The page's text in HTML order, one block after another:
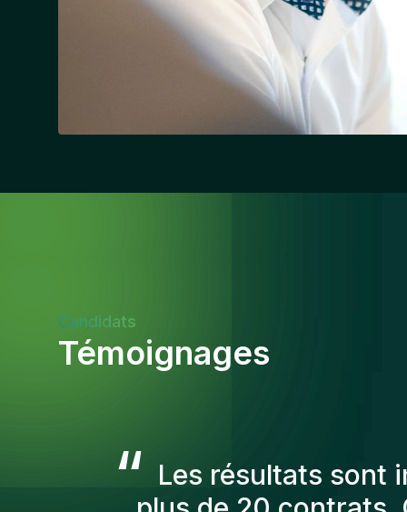
Candidats
Témoignages
“
Les consultants